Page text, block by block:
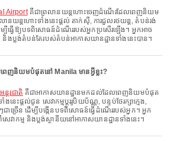
Airportគឺជាព្រលានយន្តហោះចេញដំណើរដែលពេញនិយម
នយន្តហោះទាំងនេះផ្តល់ តាក់ស៊ី, ការជួលរថយន្ត, តំបន់រង់
ម្បីធ្វើឱ្យបទពិសោធន៍ដំណើររបស់អ្នកប្រសើរឡើង។ អ្នកអាច
ងប្លង់តំបន់តែរបស់តំបន់អាកាសយានដ្ឋានទាំងនេះបាន។
េញនិយមបំផុតនៅ Manila មានអ្វីខ្លះ?
តរជាតិ គឺជាអាកាសយានដ្ឋានមកដល់ដែលពេញនិយមបំផុត
េះផ្តល់ជូន សេវាកម្មប្តូររូបិយប័ណ្ណ, បន្ទប់ថែរក្សាក្មេង,
ជាច្រើន ដើម្បីបង្កើនបទពិសោធន៍ធ្វើដំណើររបស់អ្នក។ អ្នក
វាកម្ម និងប្លង់ស្ថានីយនៅអាកាសយានដ្ឋានទាំងនេះ។